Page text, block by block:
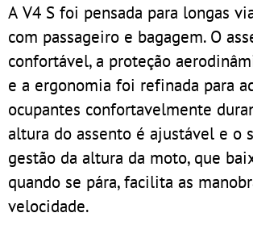
A V4 S foi pensada para longas
com passageiro e bagagem. O
confortável, a proteção
e a ergonomia foi refinada para
ocupantes confortavelmente
altura do assento é ajustável e o
gestão da altura da moto, que
quando se pára, facilita as
velocidade.